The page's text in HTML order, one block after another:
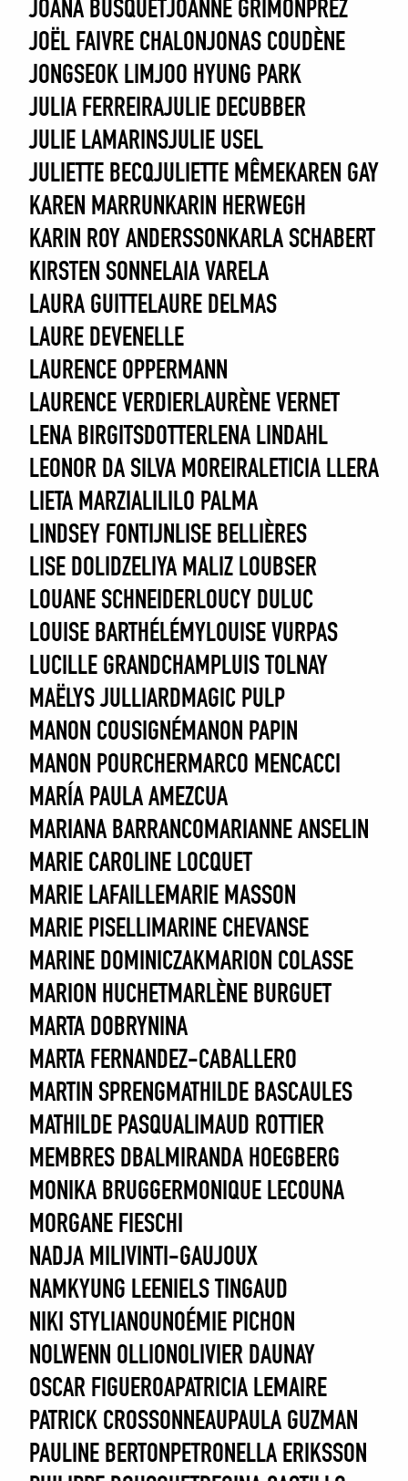
JOANA BUSQUETJOANNE GRIMONPREZ
JOËL FAIVRE CHALONJONAS COUDÈNE
JONGSEOK LIMJOO HYUNG PARK
JULIA FERREIRAJULIE DECUBBER
JULIE LAMARINSJULIE USEL
JULIETTE BECQJULIETTE MÊMEKAREN GAY
KAREN MARRUNKARIN HERWEGH
KARIN ROY ANDERSSONKARLA SCHABERT
KIRSTEN SONNELAIA VARELA
LAURA GUITTELAURE DELMAS
LAURE DEVENELLE
LAURENCE OPPERMANN
LAURENCE VERDIERLAURÈNE VERNET
LENA BIRGITSDOTTERLENA LINDAHL
LEONOR DA SILVA MOREIRALETICIA LLERA
LIETA MARZIALILILO PALMA
LINDSEY FONTIJNLISE BELLIÈRES
LISE DOLIDZELIYA MALIZ LOUBSER
LOUANE SCHNEIDERLOUCY DULUC
LOUISE BARTHÉLÉMYLOUISE VURPAS
LUCILLE GRANDCHAMPLUIS TOLNAY
MAËLYS JULLIARDMAGIC PULP
MANON COUSIGNÉMANON PAPIN
MANON POURCHERMARCO MENCACCI
MARÍA PAULA AMEZCUA
MARIANA BARRANCOMARIANNE ANSELIN
MARIE CAROLINE LOCQUET
MARIE LAFAILLEMARIE MASSON
MARIE PISELLIMARINE CHEVANSE
MARINE DOMINICZAKMARION COLASSE
MARION HUCHETMARLÈNE BURGUET
MARTA DOBRYNINA
MARTA FERNANDEZ-CABALLERO
MARTIN SPRENGMATHILDE BASCAULES
MATHILDE PASQUALIMAUD ROTTIER
MEMBRES DBALMIRANDA HOEGBERG
MONIKA BRUGGERMONIQUE LECOUNA
MORGANE FIESCHI
NADJA MILIVINTI-GAUJOUX
NAMKYUNG LEENIELS TINGAUD
NIKI STYLIANOUNOÉMIE PICHON
NOLWENN OLLIONOLIVIER DAUNAY
OSCAR FIGUEROAPATRICIA LEMAIRE
PATRICK CROSSONNEAUPAULA GUZMAN
PAULINE BERTONPETRONELLA ERIKSSON
RECHERCHER